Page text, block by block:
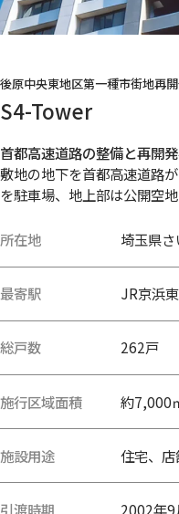
後原中央東地区第一種市街地再
S4-Tower
首都高速道路の整備と再開
敷地の地下を首都高速道路
を駐車場、地上部は公開空
所在地 埼玉県
最寄駅 JR京浜
総戸数 262戸
施行区域面積 約7,000
施設用途 住宅、店
引渡時期 2002年9